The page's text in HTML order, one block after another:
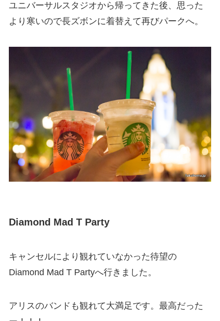
ユニバーサルスタジオから帰ってきた後、思った
より寒いので長ズボンに着替えて再びパークへ。
Diamond Mad T Party
キャンセルにより観れていなかった待望の
Diamond Mad T Partyへ行きました。
アリスのバンドも観れて大満足です。最高だった